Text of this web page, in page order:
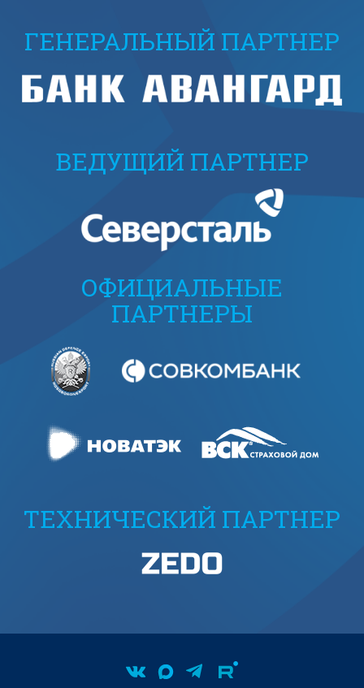
ГЕНЕРАЛЬНЫЙ ПАРТНЕР
ВЕДУЩИЙ ПАРТНЕР
ОФИЦИАЛЬНЫЕ
ПАРТНЕРЫ
ТЕХНИЧЕСКИЙ ПАРТНЕР